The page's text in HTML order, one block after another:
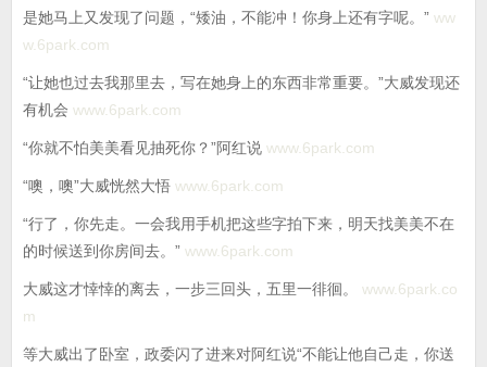
是她马上又发现了问题，“矮油，不能冲！你身上还有字呢。” ww
w.6park.com
“让她也过去我那里去，写在她身上的东西非常重要。”大威发现还
有机会 www.6park.com
“你就不怕美美看见抽死你？”阿红说 www.6park.com
“噢，噢”大威恍然大悟 www.6park.com
“行了，你先走。一会我用手机把这些字拍下来，明天找美美不在
的时候送到你房间去。” www.6park.com
大威这才悻悻的离去，一步三回头，五里一徘徊。
www.6park.co
m
等大威出了卧室，政委闪了进来对阿红说“不能让他自己走，你送